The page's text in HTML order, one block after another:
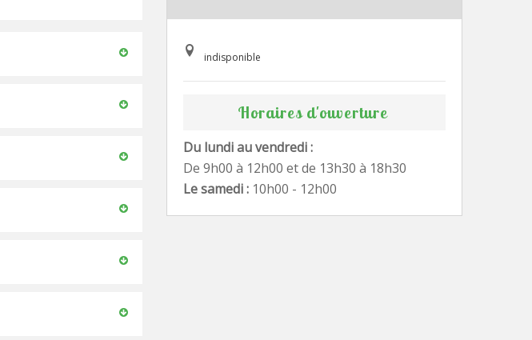
indisponible
Horaires d'ouverture
Du lundi au vendredi :
De 9h00 à 12h00 et de 13h30 à 18h30
Le samedi : 10h00 - 12h00